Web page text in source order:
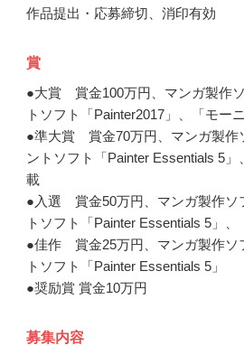
作品提出・応募締切、消印有効
賞
●大賞 賞金100万円、マンガ製作
トソフト「Painter2017」、「モー
●準大賞 賞金70万円、マンガ製作
ントソフト「Painter Essentials 5
載
●入選 賞金50万円、マンガ製作ソ
トソフト「Painter Essentials 5」
●佳作 賞金25万円、マンガ製作ソ
トソフト「Painter Essentials 5」
●奨励賞 賞金10万円
募集内容